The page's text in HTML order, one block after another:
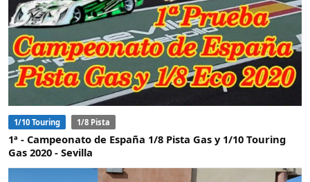
1/10 Touring 1/8 Pista
1ª - Campeonato de España 1/8 Pista Gas y 1/10 Touring
Gas 2020 - Sevilla